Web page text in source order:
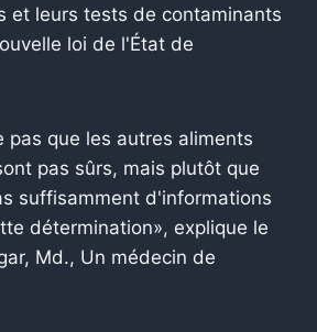
et leurs tests de contaminants
loi de l'État de
pas que les autres aliments
pas sûrs, mais plutôt que
suffisamment d'informations
détermination», explique le
Md., Un médecin de